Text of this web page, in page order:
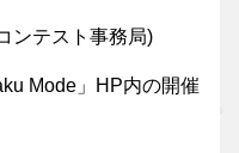
ンテスト事務局)
Mode」HP内の開催